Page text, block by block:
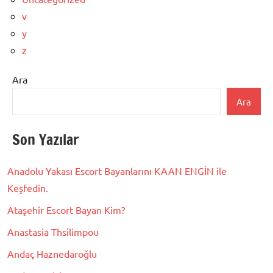
v
y
z
Ara
Ara
Son Yazılar
Anadolu Yakası Escort Bayanlarını KAAN ENGİN ile
Keşfedin.
Ataşehir Escort Bayan Kim?
Anastasia Thsilimpou
Andaç Haznedaroğlu